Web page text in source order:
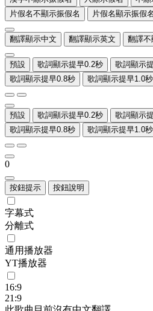
片假名不顯示振假名
片假名顯示振假名
翻譯顯示中文 翻譯顯示英文 翻譯不
預設 歌詞顯示提早0.2秒 歌詞顯示
歌詞顯示提早0.8秒
歌詞顯示提早1.0秒
預設 歌詞顯示提早0.2秒 歌詞顯示
歌詞顯示提早0.8秒
歌詞顯示提早1.0秒
0
按鈕提示 按鈕說明
字幕式
分離式
通用播放器
YT播放器
16:9
21:9